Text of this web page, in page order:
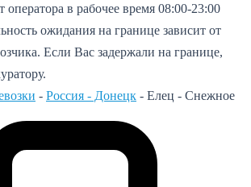
оператора в рабочее время 08:00-23:00
ожидания на границе зависит от
Если Вас задержали на границе,
- Россия - Донецк - Елец - Снежное